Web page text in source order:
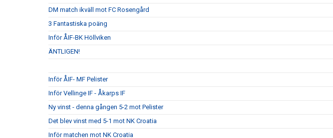
DM match ikväll mot FC Rosengård
3 Fantastiska poäng
Inför ÅIF-BK Höllviken
ÄNTLIGEN!
Inför ÅIF- MF Pelister
Inför Vellinge IF - Åkarps IF
Ny vinst - denna gången 5-2 mot Pelister
Det blev vinst med 5-1 mot NK Croatia
Inför matchen mot NK Croatia